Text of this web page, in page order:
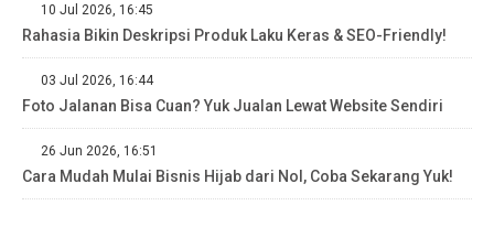
10 Jul 2026, 16:45
Rahasia Bikin Deskripsi Produk Laku Keras & SEO-Friendly!
03 Jul 2026, 16:44
Foto Jalanan Bisa Cuan? Yuk Jualan Lewat Website Sendiri
26 Jun 2026, 16:51
Cara Mudah Mulai Bisnis Hijab dari Nol, Coba Sekarang Yuk!